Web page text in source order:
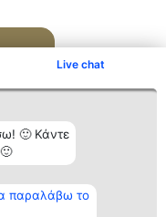
Live chat
🙂 Κάντε
παραλάβω το
Επικοινωνία
Επικοινωνία